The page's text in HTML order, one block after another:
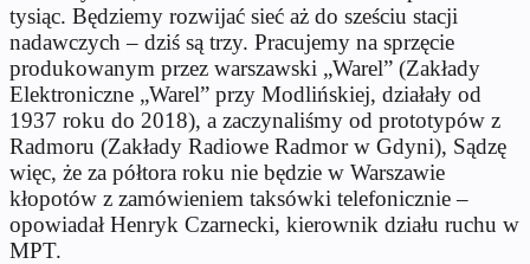
tysiąc. Będziemy rozwijać sieć aż do sześciu stacji
nadawczych – dziś są trzy. Pracujemy na sprzęcie
produkowanym przez warszawski „Warel” (Zakłady
Elektroniczne „Warel” przy Modlińskiej, działały od
1937 roku do 2018), a zaczynaliśmy od prototypów z
Radmoru (Zakłady Radiowe Radmor w Gdyni), Sądzę
więc, że za półtora roku nie będzie w Warszawie
kłopotów z zamówieniem taksówki telefonicznie –
opowiadał Henryk Czarnecki, kierownik działu ruchu w
MPT.